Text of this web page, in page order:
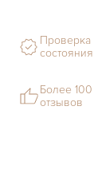
Проверка
состояния
Более
отзывов